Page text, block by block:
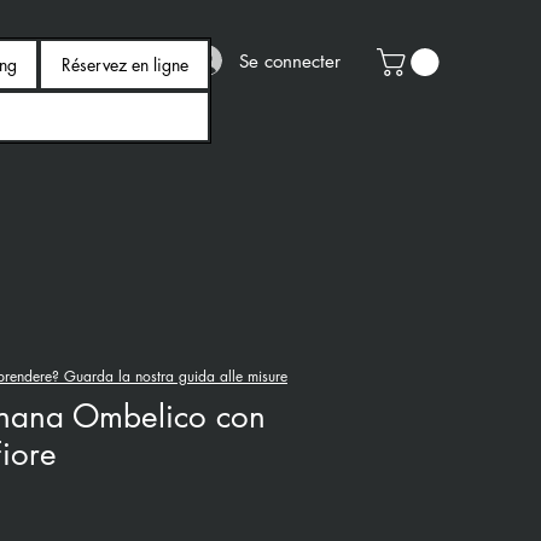
Se connecter
Réservez en ligne
Ombelico con
Guarda la nostra guida alle misure